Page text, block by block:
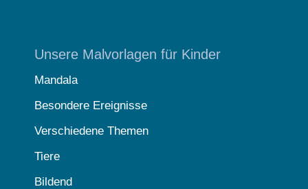
Unsere Malvorlagen für Kinder
Mandala
Besondere Ereignisse
Verschiedene Themen
Tiere
Bildend